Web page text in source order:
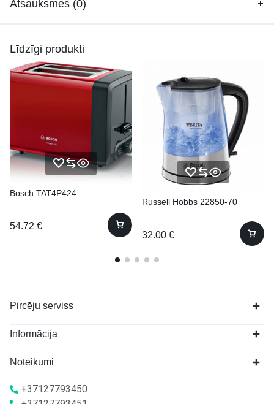
Atsauksmes (0)
Līdzīgi produkti
Bosch TAT4P424
54.72 €
Russell Hobbs 22850-70
32.00 €
Pircēju serviss
Informācija
Noteikumi
+37127793450